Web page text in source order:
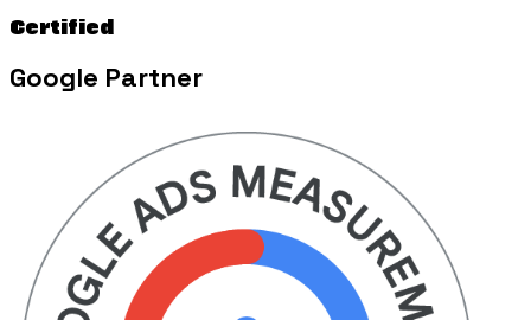
Certified
Google Partner